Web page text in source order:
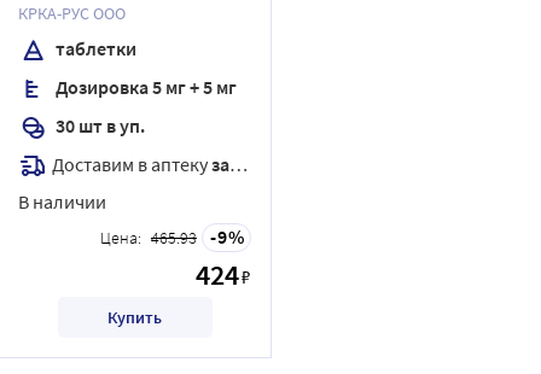
КРКА-РУС ООО
таблетки
Дозировка 5 мг + 5 мг
30 шт в уп.
Доставим в аптекузавтра
В наличии
Цена: 465.93 9
424₽
Купить